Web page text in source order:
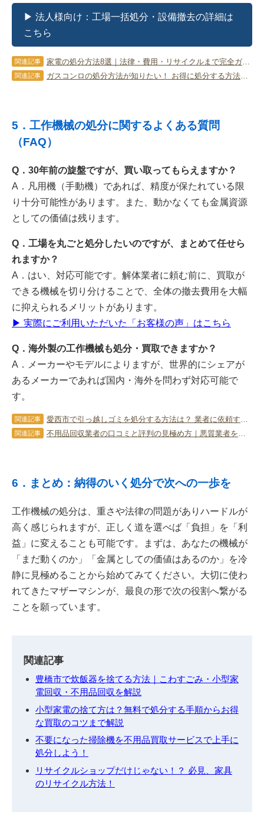
▶ 法人様向け：工場一括処分・設備撤去の詳細は
こちら
関連記事 家電の処分方法8選｜法律・費用・リサイクルまで完全ガイド
関連記事
5．工作機械の処分に関するよくある質問
（FAQ）
Q．30年前の旋盤ですが、買い取ってもらえますか？
A．凡用機（手動機）であれば、精度が保たれている限
り十分可能性があります。また、動かなくても金属資源
としての価値は残ります。
Q．工場を丸ごと処分したいのですが、まとめて任せら
れますか？
A．はい、対応可能です。解体業者に頼む前に、買取が
できる機械を切り分けることで、全体の撤去費用を大幅
に抑えられるメリットがあります。
▶ 実際にご利用いただいた「お客様の声」はこちら
Q．海外製の工作機械も処分・買取できますか？
A．メーカーやモデルによりますが、世界的にシェアが
あるメーカーであれば国内・海外を問わず対応可能で
す。
関連記事
関連記事
6．まとめ：納得のいく処分で次への一歩を
工作機械の処分は、重さや法律の問題がありハードルが
高く感じられますが、正しく道を選べば「負担」を「利
益」に変えることも可能です。まずは、あなたの機械が
「まだ動くのか」「金属としての価値はあるのか」を冷
静に見極めることから始めてみてください。大切に使わ
れてきたマザーマシンが、最良の形で次の役割へ繋がる
ことを願っています。
関連記事
豊橋市で炊飯器を捨てる方法｜こわすごみ・小型家
電回収・不用品回収を解説
小型家電の捨て方は？無料で処分する手順からお得
な買取のコツまで解説
不要になった掃除機を不用品買取サービスで上手に
処分しよう！
リサイクルショップだけじゃない！？ 必見、家具
のリサイクル方法！